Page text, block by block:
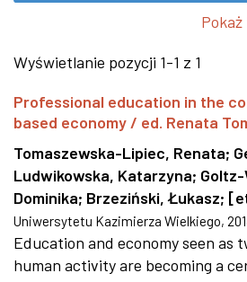
Wyświetlanie pozycji 1-1 z 1
Professional education in the
based economy / ed. Renata
Tomaszewska-Lipiec, Renata;
Ludwikowska, Katarzyna;
Dominika; Brzeziński, Łukasz;
Uniwersytetu Kazimierza Wielkiego,
Education and economy seen as
human activity are becoming a